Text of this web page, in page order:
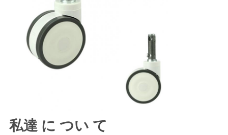
地
私達 に つい て